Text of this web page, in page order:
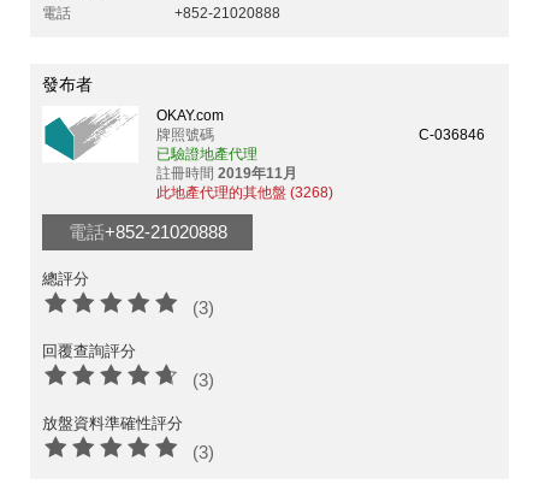
電話
+852-21020888
發布者
OKAY.com
牌照號碼
C-036846
已驗證地產代理
註冊時間 2019年11月
此地產代理的其他盤 (3268)
電話+852-21020888
總評分
(3)
回覆查詢評分
(3)
放盤資料準確性評分
(3)